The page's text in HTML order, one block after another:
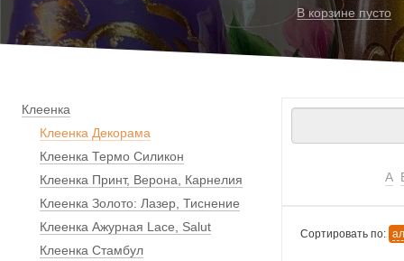
В корзине пусто
Клеенка
Клеенка Декорама
Клеенка Термо Силикон
Клеенка Принт, Верона, Карнелия
Клеенка Золото: Лазер, Тиснение
Клеенка Ажурная Lace, Salut
Клеенка Стамбул
А
Сортировать по: